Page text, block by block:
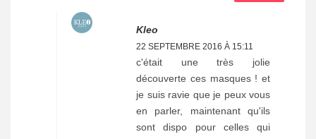
Kleo
22 SEPTEMBRE 2016 À 15:11
c'était une très jolie
découverte ces masques ! et
je suis ravie que je peux vous
en parler, maintenant qu'ils
sont dispo pour celles qui